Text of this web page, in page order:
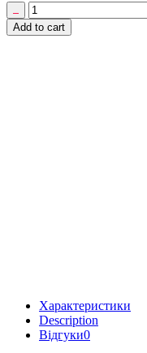
Футболка
Spitfire
X
Add to cart
Характеристики
Description
Відгуки0